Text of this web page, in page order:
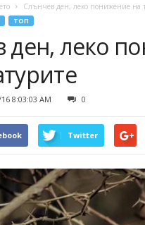
Слънчев ден, леко понижение на
ТОП
ден, леко
8:03:03 AM 0
Twitter